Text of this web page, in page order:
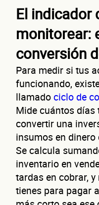
El indicador
monitorear:
conversión
Para medir si tus
funcionando,
llamadociclo de
Mide cuántos días
convertir una
insumos en
Se calcula
inventario en
tardas en cobrar,
tienes para pagar
Segundo apellido
Teléfono
Correo electrónico
Confirma tu correo